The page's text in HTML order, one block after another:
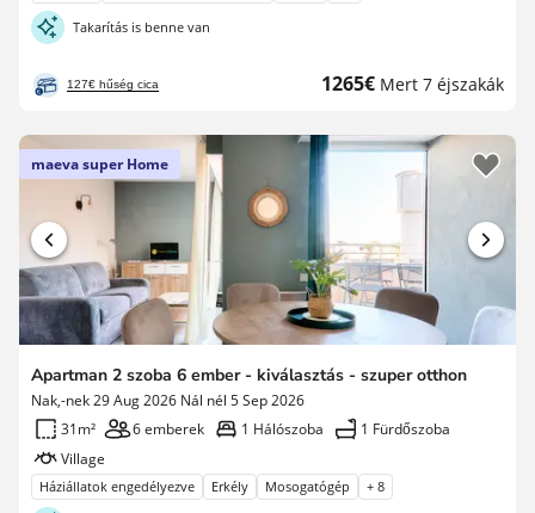
Takarítás is benne van
127€ hűség cica
Új
1265€ Mert 7 éjszakák
maeva super Home
Apartman 2 szoba 6 ember - kiválasztás - szuper otthon
Nak,-nek 29 Aug 2026 Nál nél 5 Sep 2026
31m²
6 emberek 1 Hálószoba
1 Fürdőszoba
Village
Háziállatok engedélyezve Erkély Mosogatógép + 8